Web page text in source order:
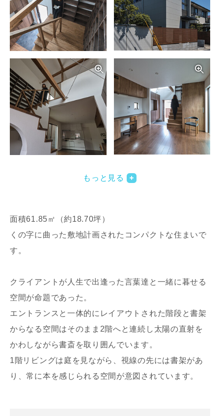
写真を拡大する
もっと見る
面積61.85㎡（約18.70坪）
くの字に曲った敷地計画されたコンパクトな住まいで
す。
クライアントが人生で出逢った言葉達と一緒に暮せる
空間が命題であった。
エントランスと一体的にレイアウトされた階段と書架
からなる空間はそのまま2階へと連続し太陽の直射を
かわしながら書斎を取り囲んでいます。
1階リビングは庭を見ながら、視線の先には書架があ
り、常に本を感じられる空間が意図されています。